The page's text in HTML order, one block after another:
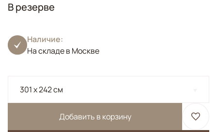
В резерве
Наличие:
На складе в Москве
301 x 242 см
Добавить в корзину